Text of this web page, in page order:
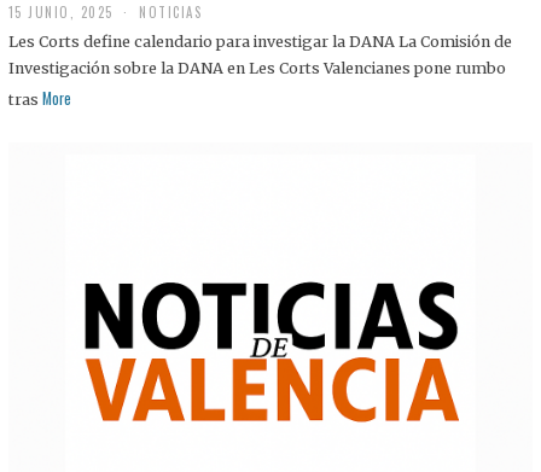
15 JUNIO, 2025 NOTICIAS
Les Corts define calendario para investigar la DANA La Comisión de
Investigación sobre la DANA en Les Corts Valencianes pone rumbo
tras More